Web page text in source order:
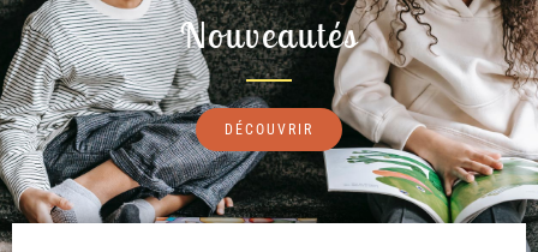
Nouveautés
DÉCOUVRIR